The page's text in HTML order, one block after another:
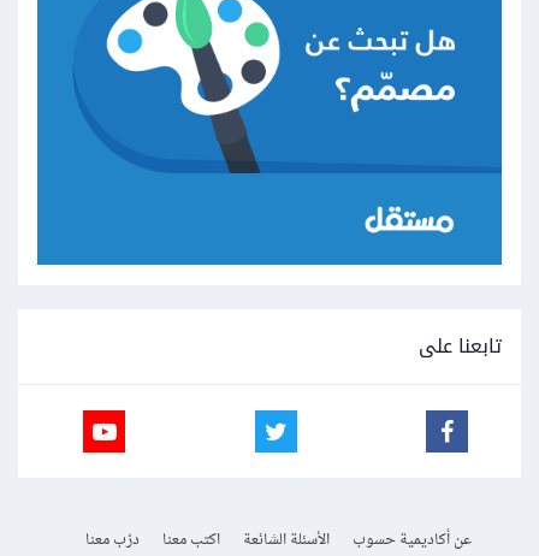
تابعنا على
عن أكاديمية حسوب الأسئلة الشائعة اكتب معنا
درّب معنا